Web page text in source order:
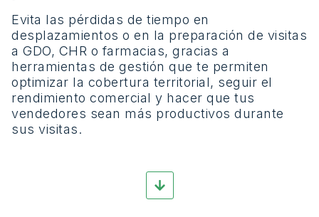
Evita las pérdidas de tiempo en
desplazamientos o en la preparación de visitas
a GDO, CHR ofarmacias, gracias a
herramientas de gestión que te permiten
optimizar la cobertura territorial, seguir el
rendimiento comercial y hacer que tus
vendedores sean más productivos durante
sus visitas.